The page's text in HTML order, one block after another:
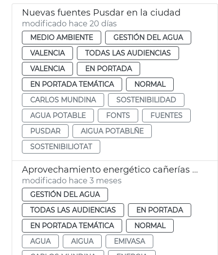
Nuevas fuentes Pusdar en la ciudad
modificado hace 20 días
MEDIO AMBIENTE
GESTIÓN DEL AGUA
VALENCIA
TODAS LAS AUDIENCIAS
VALENCIA
EN PORTADA
EN PORTADA TEMÁTICA
NORMAL
CARLOS MUNDINA
SOSTENIBILIDAD
AGUA POTABLE
FONTS
FUENTES
PUSDAR
AIGUA POTABLÑE
SOSTENIBILIOTAT
Aprovechamiento energético cañerías agua València
modificado hace 3 meses
GESTIÓN DEL AGUA
TODAS LAS AUDIENCIAS
EN PORTADA
EN PORTADA TEMÁTICA
NORMAL
AGUA
AIGUA
EMIVASA